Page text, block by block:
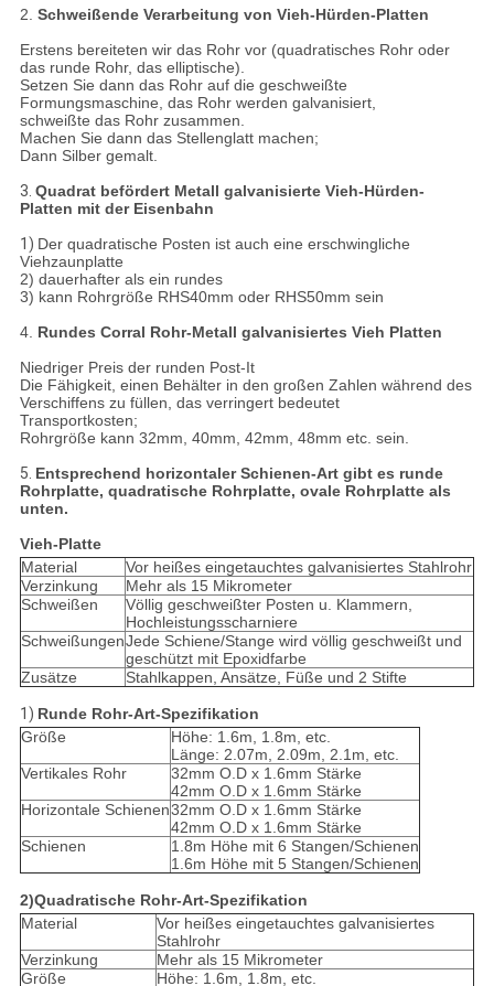
2. Schweißende Verarbeitung von Vieh-Hürden-Platten
Erstens bereiteten wir das Rohr vor (quadratisches Rohr oder
das runde Rohr, das elliptische).
Setzen Sie dann das Rohr auf die geschweißte
Formungsmaschine, das Rohr werden galvanisiert,
schweißte das Rohr zusammen.
Machen Sie dann das Stellenglatt machen;
Dann Silber gemalt.
3. Quadrat befördert Metall galvanisierte Vieh-Hürden-
Platten mit der Eisenbahn
1) Der quadratische Posten ist auch eine erschwingliche
Viehzaunplatte
2) dauerhafter als ein rundes
3) kann Rohrgröße RHS40mm oder RHS50mm sein
4. Rundes Corral Rohr-Metall galvanisiertes Vieh Platten
Niedriger Preis der runden Post-It
Die Fähigkeit, einen Behälter in den großen Zahlen während des
Verschiffens zu füllen, das verringert bedeutet
Transportkosten;
Rohrgröße kann 32mm, 40mm, 42mm, 48mm etc. sein.
5. Entsprechend horizontaler Schienen-Art gibt es runde
Rohrplatte, quadratische Rohrplatte, ovale Rohrplatte als
unten.
Vieh-Platte
Material
Vor heißes eingetauchtes galvanisiertes Stahlrohr
Verzinkung
Mehr als 15 Mikrometer
Schweißen
Völlig geschweißter Posten u. Klammern,
Hochleistungsscharniere
SchweißungenJede Schiene/Stange wird völlig geschweißt und
geschützt mit Epoxidfarbe
Zusätze
Stahlkappen, Ansätze, Füße und 2 Stifte
1) Runde Rohr-Art-Spezifikation
Größe
Höhe: 1.6m, 1.8m, etc.
Länge: 2.07m, 2.09m, 2.1m, etc.
Vertikales Rohr
32mm O.D x 1.6mm Stärke
42mm O.D x 1.6mm Stärke
Horizontale Schienen32mm O.D x 1.6mm Stärke
42mm O.D x 1.6mm Stärke
Schienen
1.8m Höhe mit 6 Stangen/Schienen
1.6m Höhe mit 5 Stangen/Schienen
2)Quadratische Rohr-Art-Spezifikation
Material
Vor heißes eingetauchtes galvanisiertes
Stahlrohr
Verzinkung
Mehr als 15 Mikrometer
Größe
Höhe: 1.6m, 1.8m, etc.